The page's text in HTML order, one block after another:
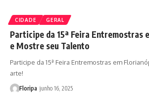
CIDADE GERAL
Participe da 15ª Feira Entremostras
e Mostre seu Talento
Participe da 15ª Feira Entremostras em
arte!
Floripa junho 16, 2025